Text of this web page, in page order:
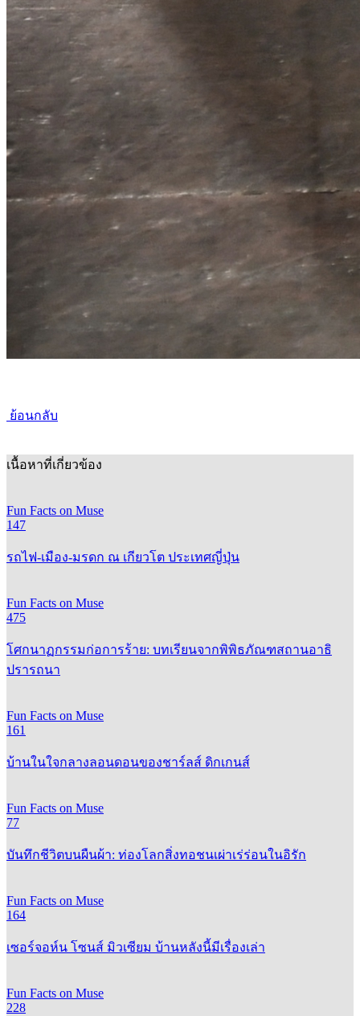
ย้อนกลับ
เนื้อหาที่เกี่ยวข้อง
Fun Facts on Muse
147
รถไฟ-เมือง-มรดก ณ เกียวโต ประเทศญี่ปุ่น
Fun Facts on Muse
475
โศกนาฏกรรมก่อการร้าย: บทเรียนจากพิพิธภัณฑสถานอาธิ
ปรารถนา
Fun Facts on Muse
161
บ้านในใจกลางลอนดอนของชาร์ลส์ ดิกเกนส์
Fun Facts on Muse
77
บันทึกชีวิตบนผืนผ้า: ท่องโลกสิ่งทอชนเผ่าเร่ร่อนในอิรัก
Fun Facts on Muse
164
เซอร์จอห์น โซนส์ มิวเซียม บ้านหลังนี้มีเรื่องเล่า
Fun Facts on Muse
228